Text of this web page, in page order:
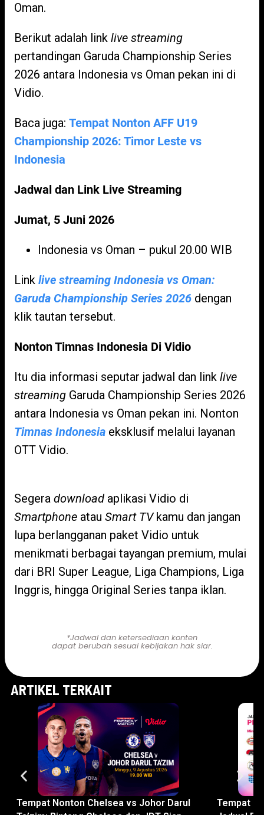
Oman.
Berikut adalah link live streaming
pertandingan Garuda Championship Series
2026 antara Indonesia vs Oman pekan ini di
Vidio.
Baca juga: Tempat Nonton AFF U19
Championship 2026: Timor Leste vs
Indonesia
Jadwal dan Link Live Streaming
Jumat, 5 Juni 2026
Indonesia vs Oman – pukul 20.00 WIB
Link live streaming Indonesia vs Oman:
Garuda Championship Series 2026 dengan
klik tautan tersebut.
Nonton Timnas Indonesia Di Vidio
Itu dia informasi seputar jadwal dan link live
streaming Garuda Championship Series 2026
antara Indonesia vs Oman pekan ini. Nonton
Timnas Indonesia eksklusif melalui layanan
OTT Vidio.
Segera download aplikasi Vidio di
Smartphone atau Smart TVkamu dan jangan
lupa berlangganan paket Vidio untuk
menikmati berbagai tayangan premium, mulai
dari BRI Super League, Liga Champions, Liga
Inggris, hingga Original Series tanpa iklan.
*Jadwal dan ketersediaan konten
dapat berubah sesuai kebijakan hak siar.
ARTIKEL TERKAIT
Tempat Nonton Chelsea vs Johor Darul
Tempat